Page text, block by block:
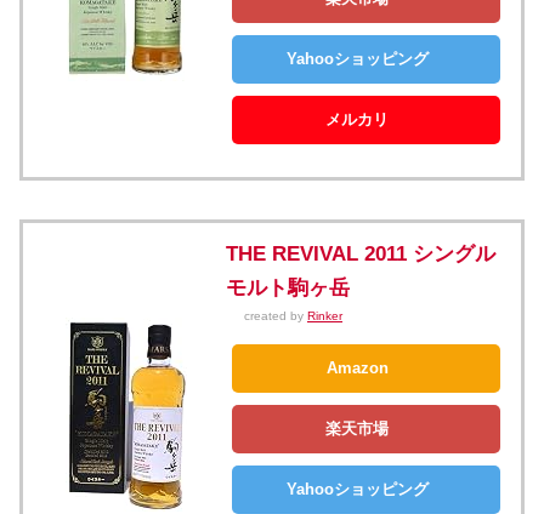
Yahooショッピング
メルカリ
THE REVIVAL 2011 シングル
モルト駒ヶ岳
created by Rinker
Amazon
楽天市場
Yahooショッピング